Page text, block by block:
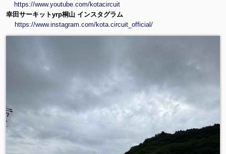
https://www.youtube.com/kotacircuit
幸田サーキットyrp桐山 インスタグラム
https://www.instagram.com/kota.circuit_official/